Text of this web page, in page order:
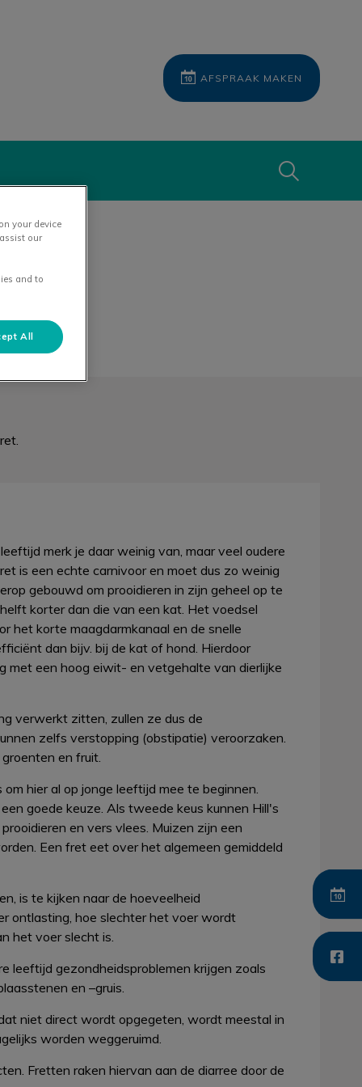
AFSPRAAK MAKEN
merk je daar weinig van, maar veel oudere
is een echte carnivoor en moet dus zo weinig
gebouwd om prooidieren in zijn geheel op te
korter dan die van een kat. Het voedsel
het korte maagdarmkanaal en de snelle
dan bijv. bij de kat of hond. Hierdoor
een hoog eiwit- en vetgehalte van dierlijke
verwerkt zitten, zullen ze dus de
zelfs verstopping (obstipatie) veroorzaken.
en fruit.
hier al op jonge leeftijd mee te beginnen.
goede keuze. Als tweede keus kunnen Hill's
en vers vlees. Muizen zijn een
Een fret eet over het algemeen gemiddeld
is te kijken naar de hoeveelheid
ontlasting, hoe slechter het voer wordt
het voer slecht is.
leeftijd gezondheidsproblemen krijgen zoals
en –gruis.
niet direct wordt opgegeten, wordt meestal in
worden weggeruimd.
Fretten raken hiervan aan de diarree door de
your device
our
and to
All